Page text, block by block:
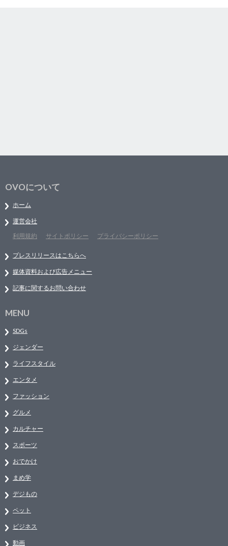
OVOについて
ホーム
運営会社
利用規約
サイトポリシー プライバシーポリシー
プレスリリースはこちらへ
媒体資料および広告メニュー
記事に関するお問い合わせ
MENU
SDGs
ジェンダー
ライフスタイル
エンタメ
ファッション
グルメ
カルチャー
スポーツ
おでかけ
まめ学
デジもの
ペット
ビジネス
動画